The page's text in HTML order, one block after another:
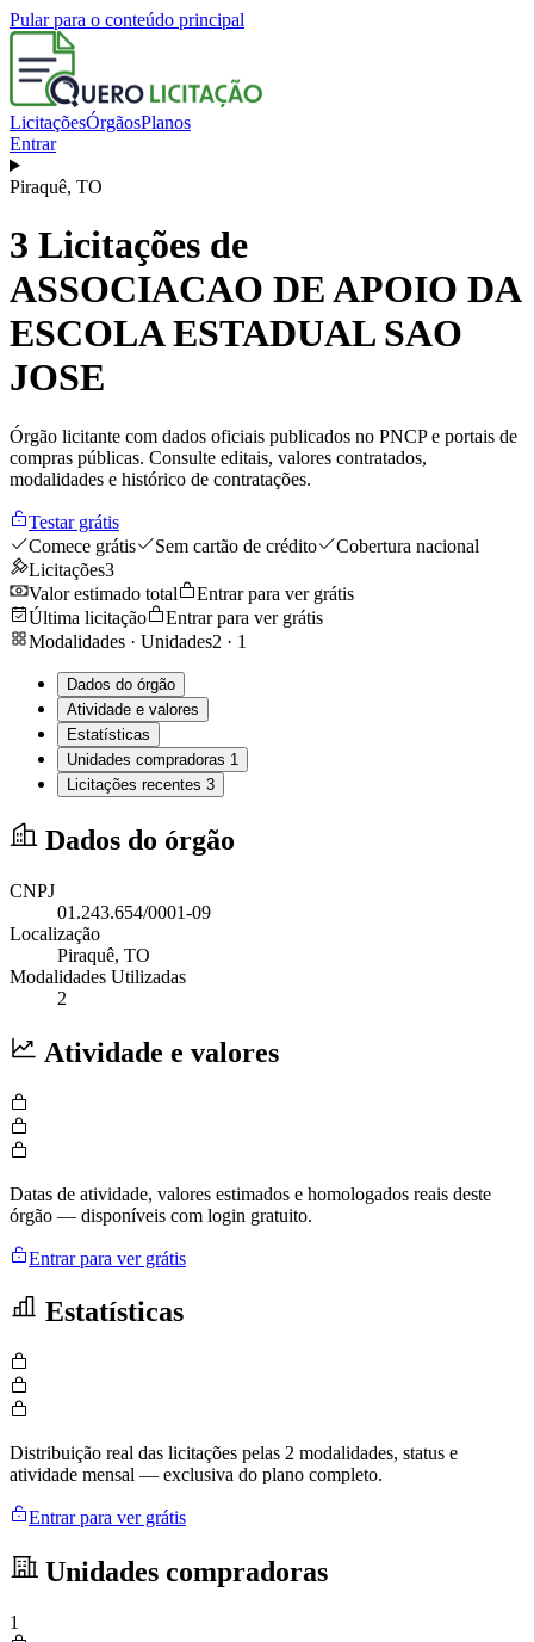
Pular para o conteúdo principal
LicitaçõesÓrgãosPlanos
Entrar
Piraquê, TO
3 Licitações de
ASSOCIACAO DE APOIO DA
ESCOLA ESTADUAL SAO
JOSE
Órgão licitante com dados oficiais publicados no PNCP e portais de
compras públicas. Consulte editais, valores contratados,
modalidades e histórico de contratações.
Testar grátis
Comece grátis
Sem cartão de crédito
Cobertura nacional
Licitações3
Valor estimado total
Entrar para ver grátis
Última licitação
Entrar para ver grátis
Modalidades · Unidades2 · 1
Dados do órgão
Atividade e valores
Estatísticas
Unidades compradoras 1
Licitações recentes 3
Dados do órgão
CNPJ
01.243.654/0001-09
Localização
Piraquê, TO
Modalidades Utilizadas
2
Atividade e valores
Datas de atividade, valores estimados e homologados reais deste
órgão — disponíveis com login gratuito.
Entrar para ver grátis
Estatísticas
Distribuição real das licitações pelas 2 modalidades, status e
atividade mensal — exclusiva do plano completo.
Entrar para ver grátis
Unidades compradoras
1